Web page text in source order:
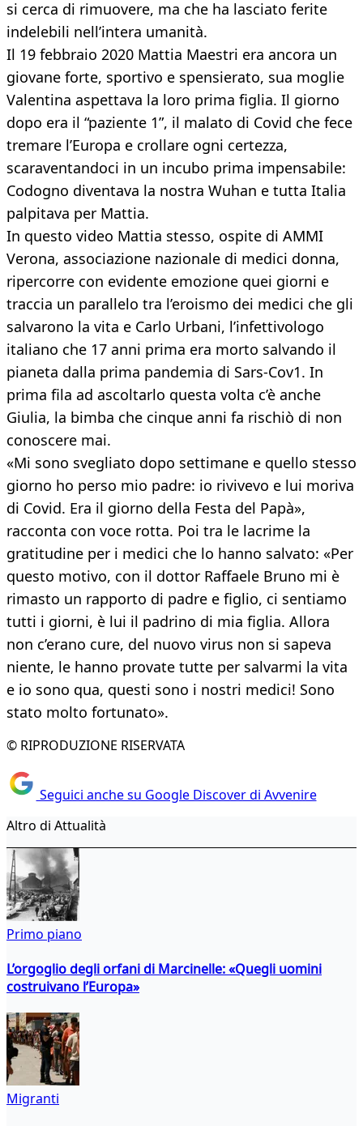
si cerca di rimuovere, ma che ha lasciato ferite
indelebili nell’intera umanità.
Il 19 febbraio 2020 Mattia Maestri era ancora un
giovane forte, sportivo e spensierato, sua moglie
Valentina aspettava la loro prima figlia. Il giorno
dopo era il “paziente 1”, il malato di Covid che fece
tremare l’Europa e crollare ogni certezza,
scaraventandoci in un incubo prima impensabile:
Codogno diventava la nostra Wuhan e tutta Italia
palpitava per Mattia.
In questo video Mattia stesso, ospite di AMMI
Verona, associazione nazionale di medici donna,
ripercorre con evidente emozione quei giorni e
traccia un parallelo tra l’eroismo dei medici che gli
salvarono la vita e Carlo Urbani, l’infettivologo
italiano che 17 anni prima era morto salvando il
pianeta dalla prima pandemia di Sars-Cov1. In
prima fila ad ascoltarlo questa volta c’è anche
Giulia, la bimba che cinque anni fa rischiò di non
conoscere mai.
«Mi sono svegliato dopo settimane e quello stesso
giorno ho perso mio padre: io rivivevo e lui moriva
di Covid. Era il giorno della Festa del Papà»,
racconta con voce rotta. Poi tra le lacrime la
gratitudine per i medici che lo hanno salvato: «Per
questo motivo, con il dottor Raffaele Bruno mi è
rimasto un rapporto di padre e figlio, ci sentiamo
tutti i giorni, è lui il padrino di mia figlia. Allora
non c’erano cure, del nuovo virus non si sapeva
niente, le hanno provate tutte per salvarmi la vita
e io sono qua, questi sono i nostri medici! Sono
stato molto fortunato».
© RIPRODUZIONE RISERVATA
Seguici anche su Google Discover di Avvenire
Altro di Attualità
Primo piano
L’orgoglio degli orfani di Marcinelle: «Quegli uomini
costruivano l’Europa»
Migranti